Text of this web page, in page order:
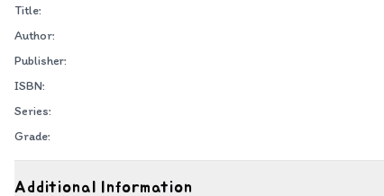
Title:
Author:
Publisher:
ISBN:
Series:
Grade:
Additional Information